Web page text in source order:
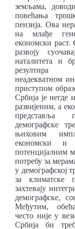
земљама,
повећања
пензија. Ова
на млађе
економски
развоју
наталитета и
резултира
неадекватном
приступом
Србија је негде
развијеним, а
представља
демографске
њиховим
економски и
потенцијалним
потребу за
у демографској
за климатске
захтевају
демографске,
Међутим,
често није у
Србија би